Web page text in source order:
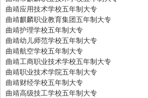
曲靖应用技术学校五年制大专
曲靖麒麟职业教育集团五年制大专
曲靖护理学校五年制大专
曲靖幼儿师范学校五年制大专
曲靖航空学校五年制大专
曲靖工商职业技术学校五年制大专
曲靖职业技术学院五年制大专
曲靖财经学校五年制大专
曲靖高级技工学校五年制大专